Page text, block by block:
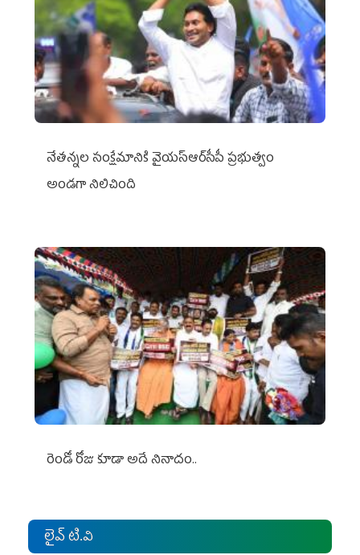
నేతన్నల సంక్షేమానికి వైయ‌స్ఆర్‌సీపీ ప్రభుత్వం
అండగా నిలిచింది
రెండో రోజు కూడా అదే నినాదం..
లైవ్ టి.వి